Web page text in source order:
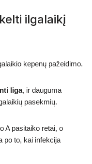
ilgalaikį
kepenų pažeidimo.
liga, ir dauguma
pasekmių.
A pasitaiko retai, o
po to, kai infekcija